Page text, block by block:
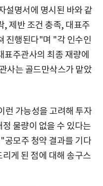
설명서에 명시된 바와 같
, 제반 조건 충족, 대표주
진행된다"며 "각 인수인
표주관사의 최종 재량에
사는 골드만삭스가 맡았
런 가능성을 고려해 투자
물량이 없을 수 있다는
공모주 청약 결과를 기다
게 된 점에 대해 송구스